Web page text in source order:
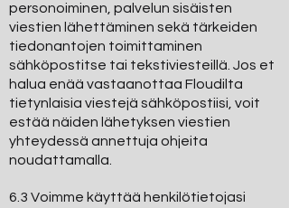
personoiminen, palvelun sisäisten
viestien lähettäminen sekä tärkeiden
tiedonantojen toimittaminen
sähköpostitse tai tekstiviesteillä. Jos et
halua enää vastaanottaa Floudilta
tietynlaisia viestejä sähköpostiisi, voit
estää näiden lähetyksen viestien
yhteydessä annettuja ohjeita
noudattamalla.
6.3 Voimme käyttää henkilötietojasi